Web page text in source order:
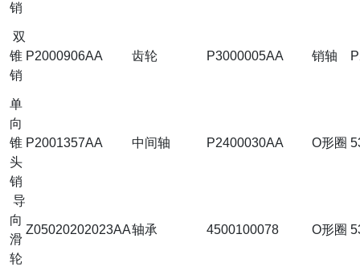
销
双
锥
销
P2000906AA 齿轮 P3000005AA 销轴
单
向
锥
头
销
P2001357AA 中间轴 P2400030AA O形圈
导
向
滑
轮
Z05020202023AA轴承 4500100078 O形圈